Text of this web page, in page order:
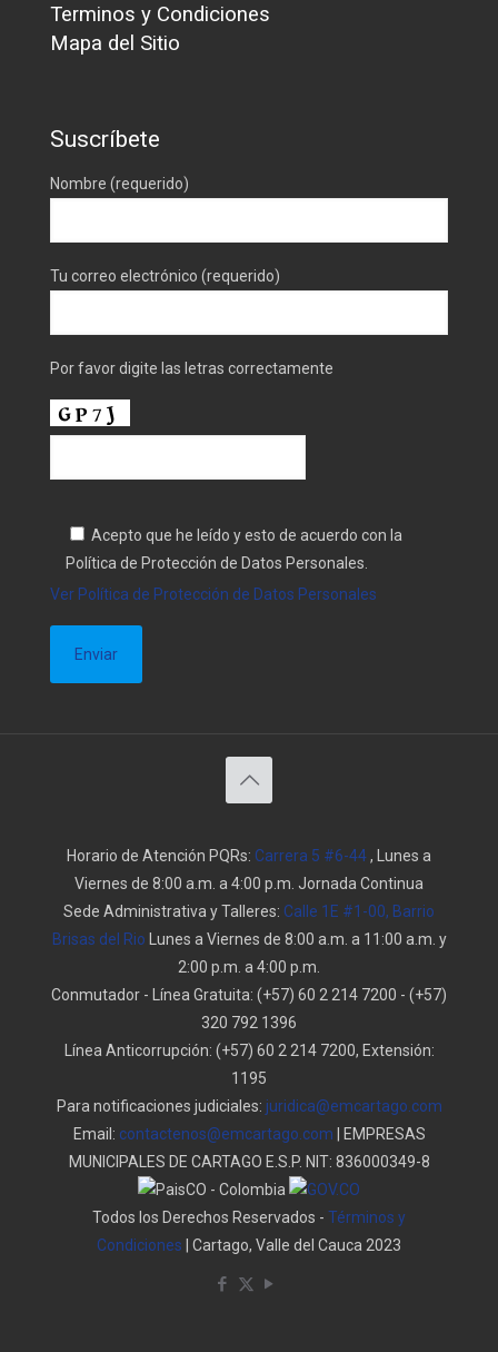
Terminos y Condiciones
Mapa del Sitio
Suscríbete
Nombre (requerido)
Tu correo electrónico (requerido)
Por favor digite las letras correctamente
Acepto que he leído y esto de acuerdo con la
Política de Protección de Datos Personales.
Ver Política de Protección de Datos Personales
Horario de Atención PQRs: Carrera 5 #6-44, Lunes a
Viernes de 8:00 a.m. a 4:00 p.m. Jornada Continua
Sede Administrativa y Talleres: Calle 1E #1-00, Barrio
Brisas del Rio Lunes a Viernes de 8:00 a.m. a 11:00 a.m. y
2:00 p.m. a 4:00 p.m.
Conmutador - Línea Gratuita: (+57) 60 2 214 7200 - (+57)
320 792 1396
Línea Anticorrupción: (+57) 60 2 214 7200, Extensión:
1195
Para notificaciones judiciales: juridica@emcartago.com
Email: contactenos@emcartago.com | EMPRESAS
MUNICIPALES DE CARTAGO E.S.P. NIT: 836000349-8
Todos los Derechos Reservados - Términos y
Condiciones | Cartago, Valle del Cauca 2023